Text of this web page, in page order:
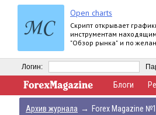
Open charts
Скрипт открывает
инструментам
"Обзор рынка" и по
шаблон.
Логин:
Блоги
Архив журнала → Forex Magazine